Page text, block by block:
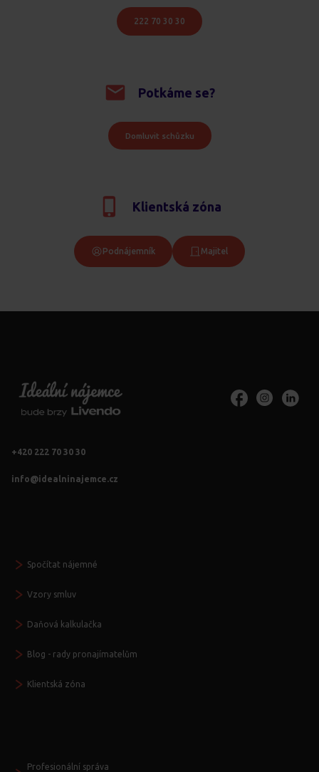
222 70 30 30
Potkáme se?
Domluvit schůzku
Klientská zóna
Podnájemník Majitel
+420 222 70 30 30
info@idealninajemce.cz
Spočítat nájemné
Vzory smluv
Daňová kalkulačka
Blog - rady pronajímatelům
Klientská zóna
Profesionální správa